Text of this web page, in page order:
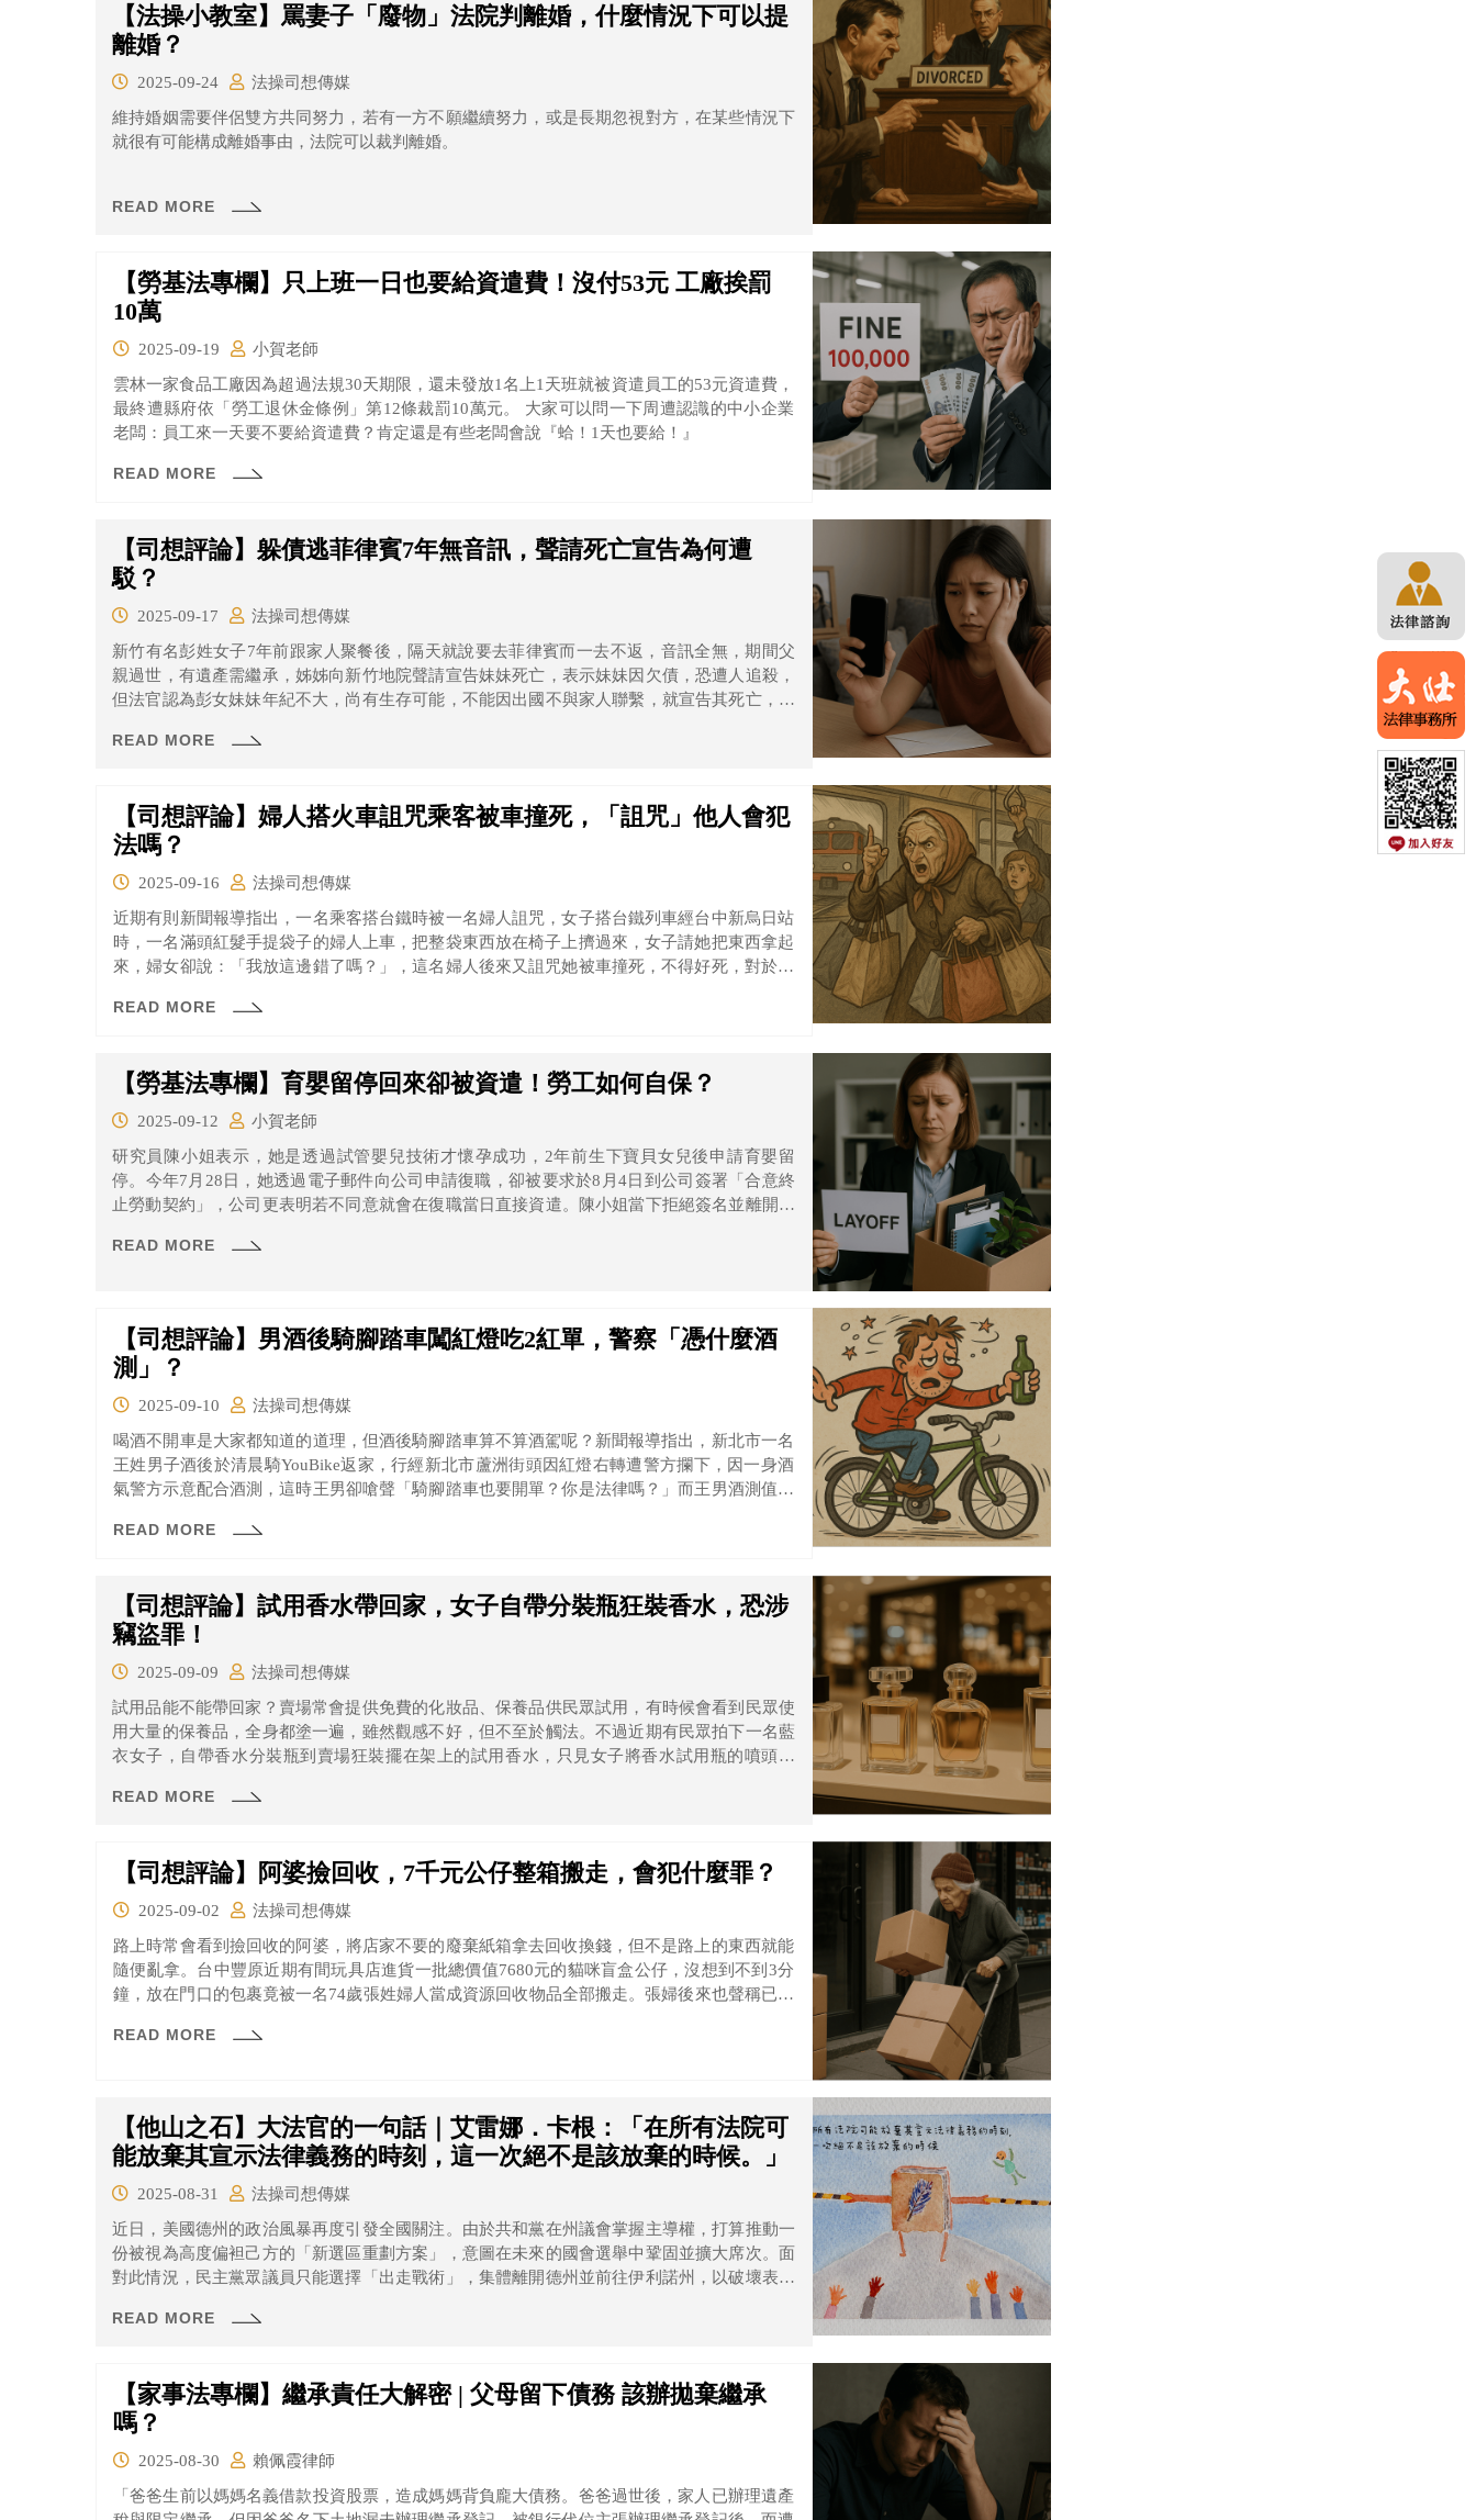
【法操小教室】罵妻子「廢物」法院判離婚，什麼情況下可以提
離婚？
2025-09-24
法操司想傳媒
維持婚姻需要伴侶雙方共同努力，若有一方不願繼續努力，或是長期忽視對方，在某些情況下
就很有可能構成離婚事由，法院可以裁判離婚。
READ MORE
【勞基法專欄】只上班一日也要給資遣費！沒付53元 工廠挨罰
10萬
2025-09-19
小賀老師
雲林一家食品工廠因為超過法規30天期限，還未發放1名上1天班就被資遣員工的53元資遣費，
最終遭縣府依「勞工退休金條例」第12條裁罰10萬元。 大家可以問一下周遭認識的中小企業
老闆：員工來一天要不要給資遣費？肯定還是有些老闆會說『蛤！1天也要給！』
READ MORE
【司想評論】躲債逃菲律賓7年無音訊，聲請死亡宣告為何遭
駁？
2025-09-17
法操司想傳媒
新竹有名彭姓女子7年前跟家人聚餐後，隔天就說要去菲律賓而一去不返，音訊全無，期間父
親過世，有遺產需繼承，姊姊向新竹地院聲請宣告妹妹死亡，表示妹妹因欠債，恐遭人追殺，
但法官認為彭女妹妹年紀不大，尚有生存可能，不能因出國不與家人聯繫，就宣告其死亡，最
READ MORE
【司想評論】婦人搭火車詛咒乘客被車撞死，「詛咒」他人會犯
法嗎？
2025-09-16
法操司想傳媒
近期有則新聞報導指出，一名乘客搭台鐵時被一名婦人詛咒，女子搭台鐵列車經台中新烏日站
時，一名滿頭紅髮手提袋子的婦人上車，把整袋東西放在椅子上擠過來，女子請她把東西拿起
來，婦女卻說：「我放這邊錯了嗎？」，這名婦人後來又詛咒她被車撞死，不得好死，對於搭
READ MORE
【勞基法專欄】育嬰留停回來卻被資遣！勞工如何自保？
2025-09-12
小賀老師
研究員陳小姐表示，她是透過試管嬰兒技術才懷孕成功，2年前生下寶貝女兒後申請育嬰留
停。今年7月28日，她透過電子郵件向公司申請復職，卻被要求於8月4日到公司簽署「合意終
止勞動契約」，公司更表明若不同意就會在復職當日直接資遣。陳小姐當下拒絕簽名並離開，
READ MORE
【司想評論】男酒後騎腳踏車闖紅燈吃2紅單，警察「憑什麼酒
測」？
2025-09-10
法操司想傳媒
喝酒不開車是大家都知道的道理，但酒後騎腳踏車算不算酒駕呢？新聞報導指出，新北市一名
王姓男子酒後於清晨騎YouBike返家，行經新北市蘆洲街頭因紅燈右轉遭警方攔下，因一身酒
氣警方示意配合酒測，這時王男卻嗆聲「騎腳踏車也要開單？你是法律嗎？」而王男酒測值達
罰鍰。
READ MORE
【司想評論】試用香水帶回家，女子自帶分裝瓶狂裝香水，恐涉
竊盜罪！
2025-09-09
法操司想傳媒
試用品能不能帶回家？賣場常會提供免費的化妝品、保養品供民眾試用，有時候會看到民眾使
用大量的保養品，全身都塗一遍，雖然觀感不好，但不至於觸法。不過近期有民眾拍下一名藍
衣女子，自帶香水分裝瓶到賣場狂裝擺在架上的試用香水，只見女子將香水試用瓶的噴頭拔
READ MORE
【司想評論】阿婆撿回收，7千元公仔整箱搬走，會犯什麼罪？
2025-09-02
法操司想傳媒
路上時常會看到撿回收的阿婆，將店家不要的廢棄紙箱拿去回收換錢，但不是路上的東西就能
隨便亂拿。台中豐原近期有間玩具店進貨一批總價值7680元的貓咪盲盒公仔，沒想到不到3分
鐘，放在門口的包裹竟被一名74歲張姓婦人當成資源回收物品全部搬走。張婦後來也聲稱已將
READ MORE
【他山之石】大法官的一句話｜艾雷娜．卡根：「在所有法院可
能放棄其宣示法律義務的時刻，這一次絕不是該放棄的時候。」
2025-08-31
法操司想傳媒
近日，美國德州的政治風暴再度引發全國關注。由於共和黨在州議會掌握主導權，打算推動一
份被視為高度偏袒己方的「新選區重劃方案」，意圖在未來的國會選舉中鞏固並擴大席次。面
對此情況，民主黨眾議員只能選擇「出走戰術」，集體離開德州並前往伊利諾州，以破壞表決
向州最高法院提出請求，試圖以「長期缺席」為由罷免民主黨籍議員Gene Wu。
READ MORE
【家事法專欄】繼承責任大解密 | 父母留下債務 該辦拋棄繼承
嗎？
2025-08-30
賴佩霞律師
「爸爸生前以媽媽名義借款投資股票，造成媽媽背負龐大債務。爸爸過世後，家人已辦理遺產